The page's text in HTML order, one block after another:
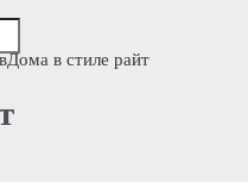
Дома в стиле райт